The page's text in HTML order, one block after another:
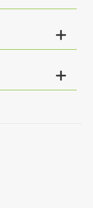

